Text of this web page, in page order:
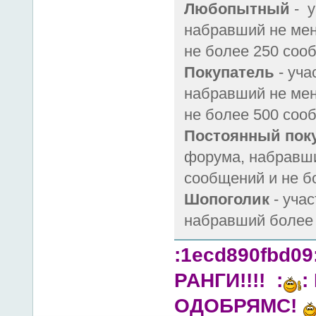
Любопытный -
набравший не
не более 250
Покупатель -
набравший не
не более 500
Постоянный
форума,
сообщений и не
Шопоголик-
набравший
РАНГИ!!!! :
:
ОДОБРЯМС!